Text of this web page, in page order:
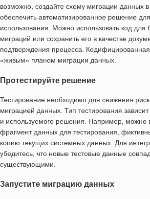
возможно, создайте схему миграции данных
обеспечить автоматизированное решение
использования. Можно использовать код для
миграций или сохранить его в качестве
подтверждения процесса.
«живым» планом миграции данных.
Протестируйте решение
Тестирование необходимо для снижения
миграцией данных. Тип тестирования
и используемого решения. Например, можно
фрагмент данных для тестирования,
копию текущих системных данных. Для
убедитесь, что новые тестовые данные
существующими.
Запустите миграцию данных